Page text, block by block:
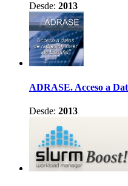
Desde: 2013
ADRASE. Acceso a
Desde: 2013